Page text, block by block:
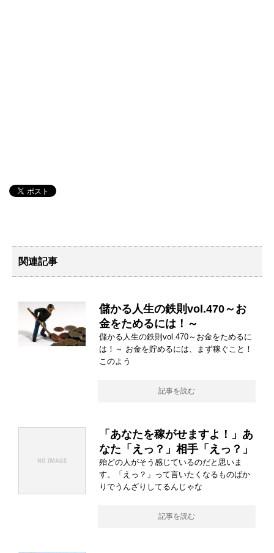
関連記事
儲かる人生の鉄則vol.470～お
金をためるには！～
儲かる人生の鉄則vol.470～お金をためるに
は！～ お金を貯めるには、まず稼ぐこと！
このよう
記事を読む
「あなたを稼がせますよ！」あ
なた「えっ？」相手「えっ？」
殆どの人がそう感じているのだと思いま
す。「えっ？」って言いたくなるものばか
りでうんざりしてるんじゃな
記事を読む